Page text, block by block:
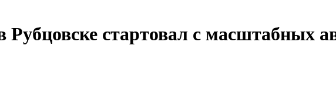
Рубцовске стартовал с масштабных